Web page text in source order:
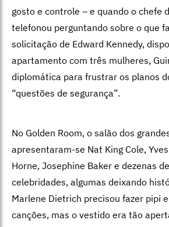
gosto e controle – e quando o chefe
telefonou perguntando sobre o que
solicitação de Edward Kennedy,
apartamento com três mulheres,
diplomática para frustrar os planos
“questões de segurança”.
No Golden Room, o salão dos
apresentaram-se Nat King Cole,
Horne, Josephine Baker e dezenas
celebridades, algumas deixando
Marlene Dietrich precisou fazer pipi
canções, mas o vestido era tão